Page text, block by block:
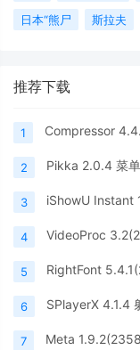
日本“熊尸
斯拉夫
推荐下载
1 Compressor
2 Pikka 2.0.4 菜
3 iShowU Instant
4 VideoProc
5 RightFont
6 SPlayerX 4.1.4
7 Meta